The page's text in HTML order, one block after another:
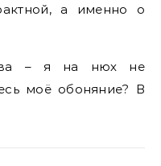
а именно о
– я на нюх не
моё обоняние? В